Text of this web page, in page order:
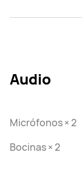
Audio
Micrófonos × 2
Bocinas × 2